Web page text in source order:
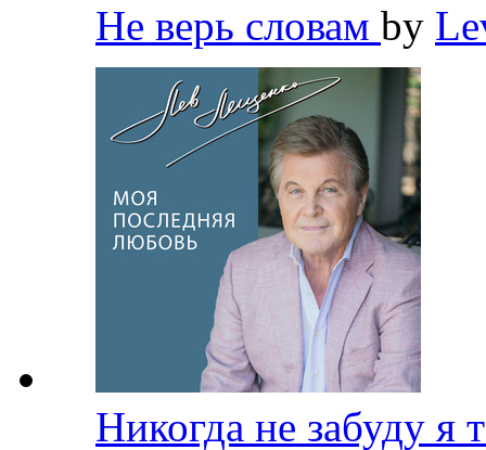
Не верь словам by
Никогда не забуду я